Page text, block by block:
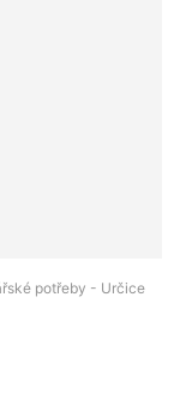
potřeby - Určice